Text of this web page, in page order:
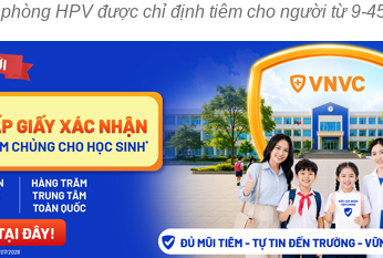
HPV được chỉ định tiêm cho người từ 9-